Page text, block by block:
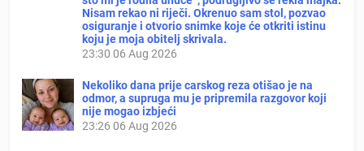
Nisam rekao ni riječi. Okrenuo sam stol, pozvao
osiguranje i otvorio snimke koje će otkriti istinu
koju je moja obitelj skrivala.
23:30 06 Aug 2026
Nekoliko dana prije carskog reza otišao je na
odmor, a supruga mu je pripremila razgovor koji
nije mogao izbjeći
23:26 06 Aug 2026